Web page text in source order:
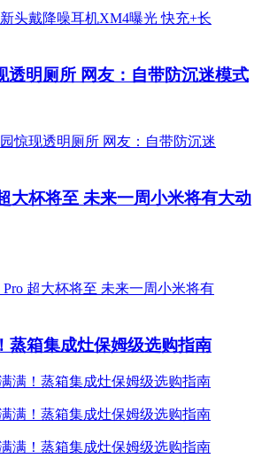
透明厕所 网友：自带防沉迷模式
大杯将至 未来一周小米将有大动
蒸箱集成灶保姆级选购指南